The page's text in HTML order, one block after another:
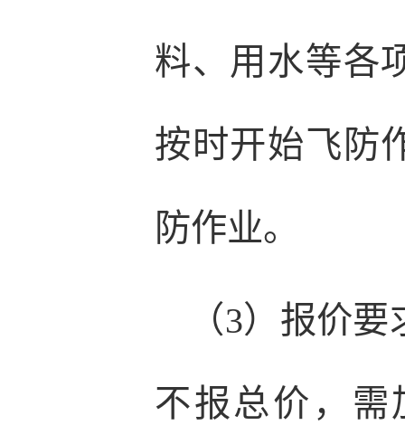
料、用水等各
按时开始飞防
防作业。
（3）报价
不报总价，